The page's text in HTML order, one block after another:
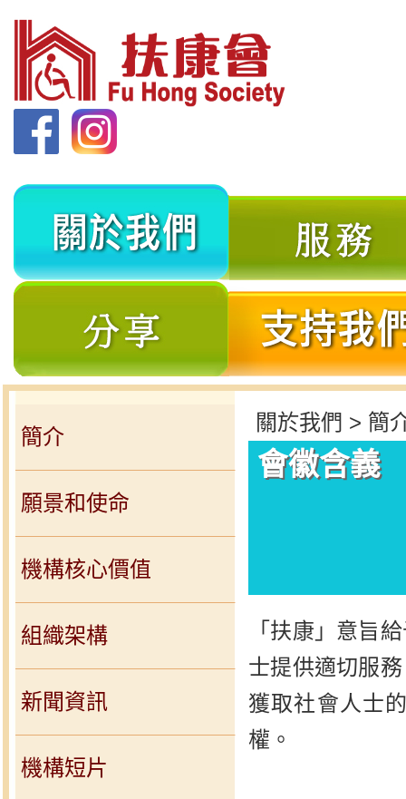
關
我
分
簡介
願景和使命
機構核心價值
組織架構
新聞資訊
機構短片
關於我們 > 簡
會徽含義
「扶康」意旨
士提供適切服
獲取社會人士
權。